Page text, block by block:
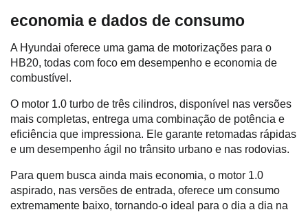
economia e dados de consumo
A Hyundai oferece uma gama de motorizações para o
HB20, todas com foco em desempenho e economia de
combustível.
O motor 1.0 turbo de três cilindros, disponível nas versões
mais completas, entrega uma combinação de potência e
eficiência que impressiona. Ele garante retomadas rápidas
e um desempenho ágil no trânsito urbano e nas rodovias.
Para quem busca ainda mais economia, o motor 1.0
aspirado, nas versões de entrada, oferece um consumo
extremamente baixo, tornando-o ideal para o dia a dia na